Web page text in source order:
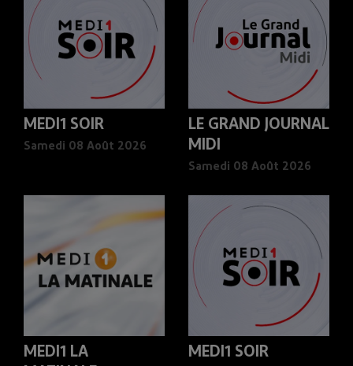
MEDI1 SOIR
Samedi 08 Août 2026
LE GRAND JOURNAL
MIDI
Samedi 08 Août 2026
MEDI1 LA
MEDI1 SOIR